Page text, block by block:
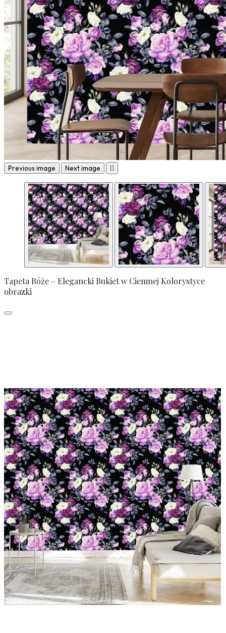
Previous image Next image 
Tapeta Róże – Elegancki Bukiet w Ciemnej Kolorystyce
obrazki